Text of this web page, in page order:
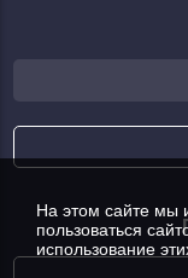
На этом сайте мы
пользоваться
использование